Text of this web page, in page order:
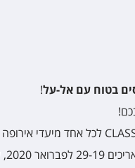
בטוח עם אל-על!
לכל אחד מיעדי
בפברואר 2021.